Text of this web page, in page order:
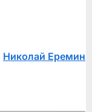
Николай Еремин